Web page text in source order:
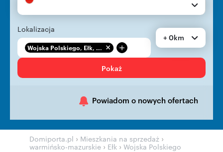
Lokalizacja
Wojska Polskiego, Ełk, ... +
+ 0km
Pokaż
Powiadom o nowych ofertach
Domiporta.pl › Mieszkania na sprzedaż ›
warmińsko-mazurskie › Ełk › Wojska Polskiego